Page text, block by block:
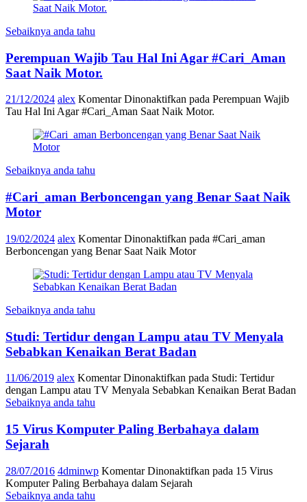
Sebaiknya anda tahu
Perempuan Wajib Tau Hal Ini Agar #Cari_Aman
Saat Naik Motor.
21/12/2024 alex Komentar Dinonaktifkan pada Perempuan Wajib
Tau Hal Ini Agar #Cari_Aman Saat Naik Motor.
Sebaiknya anda tahu
#Cari_aman Berboncengan yang Benar Saat Naik
Motor
19/02/2024 alex Komentar Dinonaktifkan pada #Cari_aman
Berboncengan yang Benar Saat Naik Motor
Sebaiknya anda tahu
Studi: Tertidur dengan Lampu atau TV Menyala
Sebabkan Kenaikan Berat Badan
11/06/2019 alex Komentar Dinonaktifkan pada Studi: Tertidur
dengan Lampu atau TV Menyala Sebabkan Kenaikan Berat Badan
Sebaiknya anda tahu
15 Virus Komputer Paling Berbahaya dalam
Sejarah
28/07/2016 4dminwp Komentar Dinonaktifkan pada 15 Virus
Komputer Paling Berbahaya dalam Sejarah
Sebaiknya anda tahu